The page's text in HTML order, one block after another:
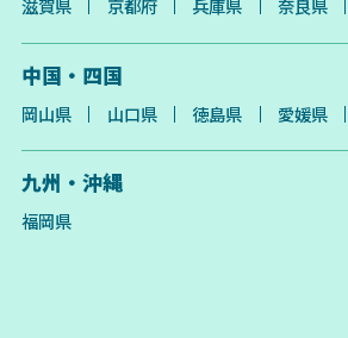
滋賀県 京都府 兵庫県 奈良県
中国・四国
岡山県 山口県 徳島県 愛媛県
九州・沖縄
福岡県